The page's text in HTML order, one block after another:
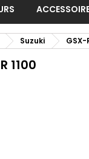
Suzuki GSX-
1100